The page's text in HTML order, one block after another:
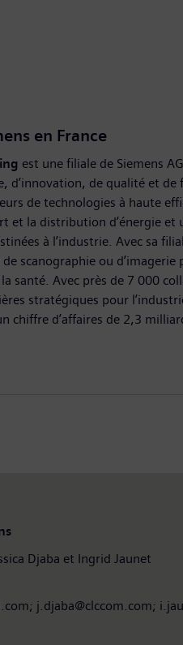
en France
est une filiale de Siemens
d’innovation, de qualité et
de technologies à haute
et la distribution d’énergie et
à l’industrie. Avec sa
de scanographie ou
santé. Avec près de 7 000
stratégiques pour
chiffre d’affaires de 2,3
Djaba et Ingrid Jaunet
j.djaba@clccom.com;